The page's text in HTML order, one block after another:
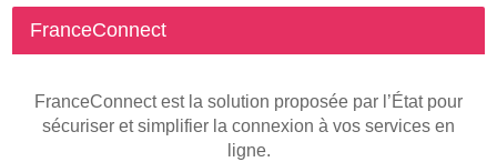
FranceConnect
FranceConnect est la solution proposée par l’État pour
sécuriser et simplifier la connexion à vos services en
ligne.